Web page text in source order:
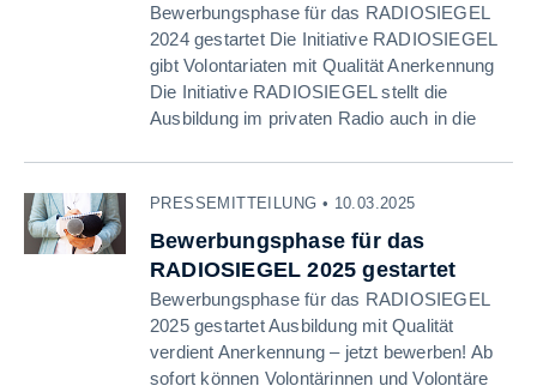
Bewerbungsphase für das RADIOSIEGEL
2024 gestartet Die Initiative RADIOSIEGEL
gibt Volontariaten mit Qualität Anerkennung
Die Initiative RADIOSIEGEL stellt die
Ausbildung im privaten Radio auch in die
PRESSEMITTEILUNG • 10.03.2025
Bewerbungsphase für das
RADIOSIEGEL 2025 gestartet
Bewerbungsphase für das RADIOSIEGEL
2025 gestartet Ausbildung mit Qualität
verdient Anerkennung – jetzt bewerben! Ab
sofort können Volontärinnen und Volontäre